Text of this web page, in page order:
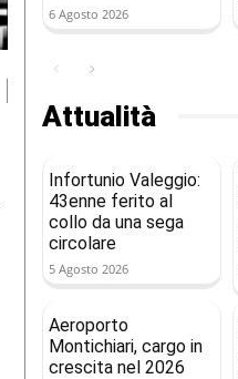
6 Agosto 2026
Attualità
Infortunio Valeggio:
43enne ferito al
collo da una sega
circolare
5 Agosto 2026
Aeroporto
Montichiari, cargo in
crescita nel 2026